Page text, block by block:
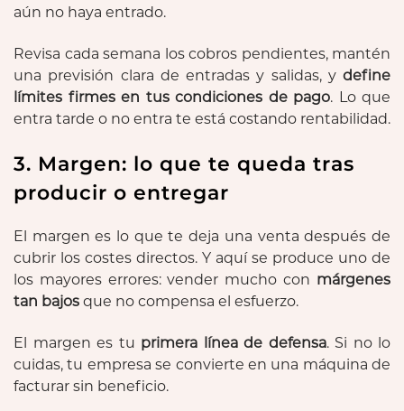
aún no haya entrado.
Revisa cada semana los cobros pendientes, mantén
una previsión clara de entradas y salidas, y define
límites firmes en tus condiciones de pago. Lo que
entra tarde o no entra te está costando rentabilidad.
3. Margen: lo que te queda tras
producir o entregar
El margen es lo que te deja una venta después de
cubrir los costes directos. Y aquí se produce uno de
los mayores errores: vender mucho con márgenes
tan bajos que no compensa el esfuerzo.
El margen es tu primera línea de defensa. Si no lo
cuidas, tu empresa se convierte en una máquina de
facturar sin beneficio.